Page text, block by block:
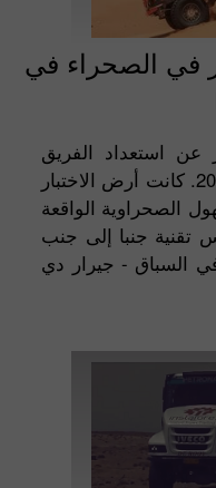
في الصحراء في
عن استعداد الفريق
لموسم الرالي الجديد وداكار 2016. كانت أرض الاختبار
الصحراوية الواقعة
تقنية جنبا إلى جنب
السباق - جيرار دي